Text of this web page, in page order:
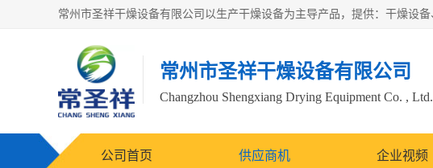
常州市圣祥干燥设备有限公司
Changzhou Shengxiang Drying Equipment Co. , Ltd.
公司首页 供应商机 企业视频